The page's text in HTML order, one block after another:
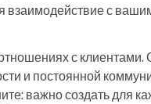
взаимодействие с
с клиентами.
и постоянной
важно создать для